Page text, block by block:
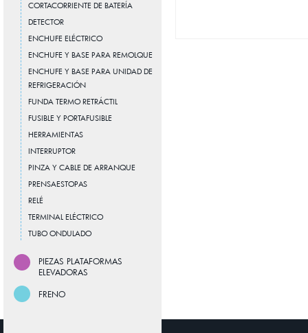
CORTACORRIENTE DE BATERÍA
DETECTOR
ENCHUFE ELÉCTRICO
ENCHUFE Y BASE PARA REMOLQUE
ENCHUFE Y BASE PARA UNIDAD DE
REFRIGERACIÓN
FUNDA TERMO RETRÁCTIL
FUSIBLE Y PORTAFUSIBLE
HERRAMIENTAS
INTERRUPTOR
PINZA Y CABLE DE ARRANQUE
PRENSAESTOPAS
RELÉ
TERMINAL ELÉCTRICO
TUBO ONDULADO
PIEZAS PLATAFORMAS
ELEVADORAS
FRENO